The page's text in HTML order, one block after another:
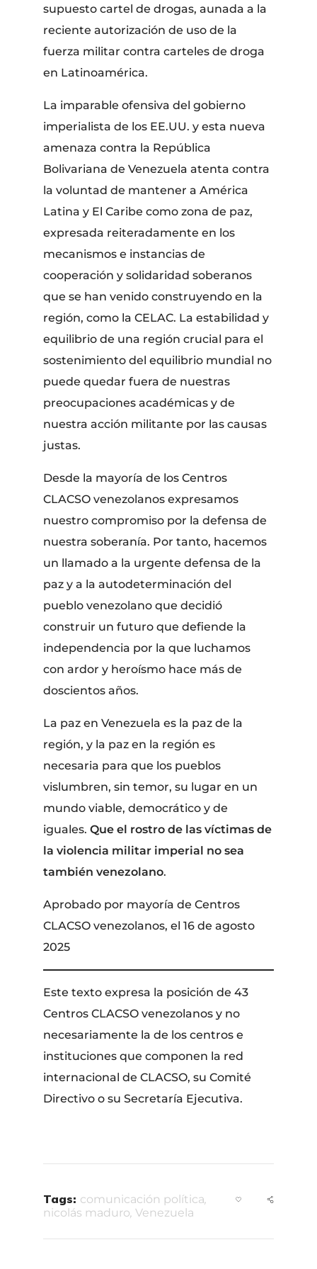
supuesto cartel de drogas, aunada a la
reciente autorización de uso de la
fuerza militar contra carteles de droga
en Latinoamérica.
La imparable ofensiva del gobierno
imperialista de los EE.UU. y esta nueva
amenaza contra la República
Bolivariana de Venezuela atenta contra
la voluntad de mantener a América
Latina y El Caribe como zona de paz,
expresada reiteradamente en los
mecanismos e instancias de
cooperación y solidaridad soberanos
que se han venido construyendo en la
región, como la CELAC. La estabilidad y
equilibrio de una región crucial para el
sostenimiento del equilibrio mundial no
puede quedar fuera de nuestras
preocupaciones académicas y de
nuestra acción militante por las causas
justas.
Desde la mayoría de los Centros
CLACSO venezolanos expresamos
nuestro compromiso por la defensa de
nuestra soberanía. Por tanto, hacemos
un llamado a la urgente defensa de la
paz y a la autodeterminación del
pueblo venezolano que decidió
construir un futuro que defiende la
independencia por la que luchamos
con ardor y heroísmo hace más de
doscientos años.
La paz en Venezuela es la paz de la
región, y la paz en la región es
necesaria para que los pueblos
vislumbren, sin temor, su lugar en un
mundo viable, democrático y de
iguales.Que el rostro de las víctimas de
la violencia militar imperial no sea
también venezolano.
Aprobado por mayoría de Centros
CLACSO venezolanos, el 16 de agosto
2025
Este texto expresa la posición de 43
Centros CLACSO venezolanos y no
necesariamente la de los centros e
instituciones que componen la red
internacional de CLACSO, su Comité
Directivo o su Secretaría Ejecutiva.
Tags: comunicación política,
nicolás maduro,Venezuela